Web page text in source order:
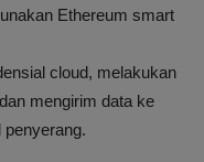
Ethereum smart
cloud, melakukan
mengirim data ke
penyerang.